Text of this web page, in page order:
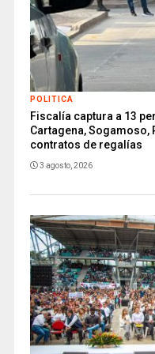
POLITICA
Fiscalía captura a 13
Cartagena,
contratos de regalías
3 agosto, 2026